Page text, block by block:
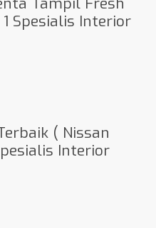
Spesialis Interior
( Nissan
Interior